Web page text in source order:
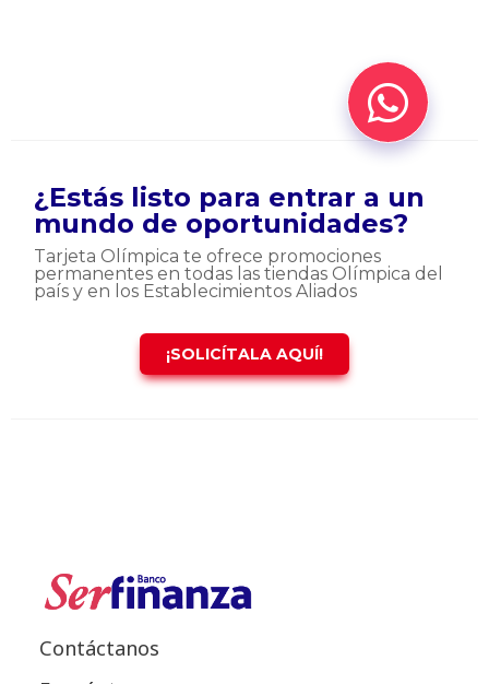
¿Estás listo para entrar a un
mundo de oportunidades?
Tarjeta Olímpica te ofrece promociones
permanentes en todas las tiendas Olímpica del
país y en los Establecimientos Aliados
¡SOLICÍTALA AQUÍ!
Contáctanos